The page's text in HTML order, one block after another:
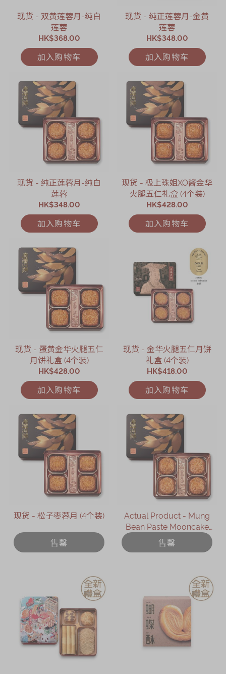
现货 - 双黄莲蓉月-纯白
莲蓉
HK$368.00
加入购物车
现货 - 纯正莲蓉月-金黄
莲蓉
HK$348.00
加入购物车
现货 - 纯正莲蓉月-纯白
莲蓉
HK$348.00
加入购物车
现货 - 极上珠姐XO酱金华
火腿五仁礼盒 (4个装)
HK$428.00
加入购物车
现货 - 蛋黄金华火腿五仁
月饼礼盒 (4个装)
HK$428.00
加入购物车
现货 - 金华火腿五仁月饼
礼盒 (4个装)
HK$418.00
加入购物车
现货 - 松子枣蓉月 (4个装)
售罄
Actual Product - Mung
Bean Paste Mooncake
with Two Yolks (4 pcs)
售罄